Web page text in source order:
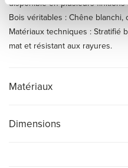
disponible en plusieurs finitions
Bois véritables : Chêne
Matériaux techniques : Stratifié
mat et résistant aux rayures.
Matériaux
Dimensions